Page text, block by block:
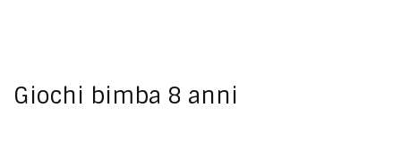
Giochi bimba 8 anni